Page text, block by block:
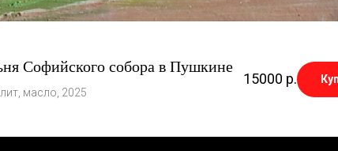
Софийского собора в Пушкине
масло, 2025
15000 р.